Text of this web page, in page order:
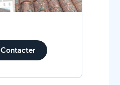
Contacter